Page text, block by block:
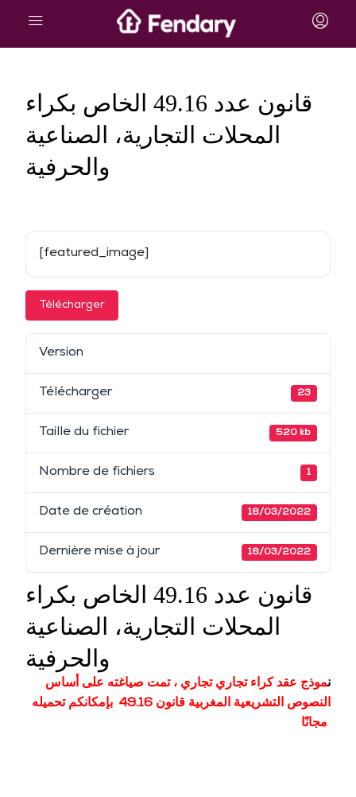
قانون عدد 49.16 الخاص بكراء
المحلات التجارية، الصناعية
والحرفية
[featured_image]
Télécharger
Version
Télécharger 23
Taille du fichier 520 kb
Nombre de fichiers 1
Date de création 18/03/2022
Dernière mise à jour 18/03/2022
قانون عدد 49.16 الخاص بكراء
المحلات التجارية، الصناعية
والحرفية
نموذج عقد كراء تجاري تجاري ، تمت صياغته على أساس
النصوص التشريعية المغربية قانون 49.16 بإمكانكم تحميله